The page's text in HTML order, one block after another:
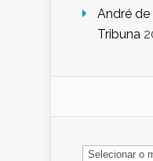
André de
Tribuna
Arquivo